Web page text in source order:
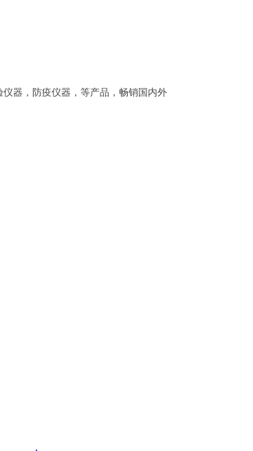
仪器，防疫仪器，等产品，畅销国内外